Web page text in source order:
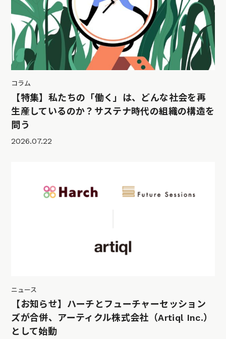
コラム
【特集】私たちの「働く」は、どんな社会を再
生産しているのか？サステナ時代の組織の構造を
問う
2026.07.22
ニュース
【お知らせ】ハーチとフューチャーセッション
ズが合併、アーティクル株式会社（Artiql Inc.）
として始動